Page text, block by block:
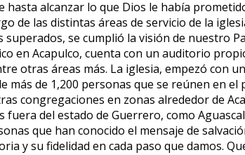
alcanzar lo que Dios le había
de las distintas áreas de servicio de la
se cumplió la visión de nuestro
en Acapulco, cuenta con un auditorio
otras áreas más. La iglesia, empezó con
de 1,200 personas que se reúnen en
congregaciones en zonas alrededor de
del estado de Guerrero, como
que han conocido el mensaje de
y su fidelidad en cada paso que damos.